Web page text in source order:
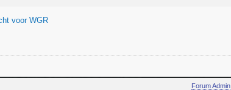
voor WGR
Forum Admin